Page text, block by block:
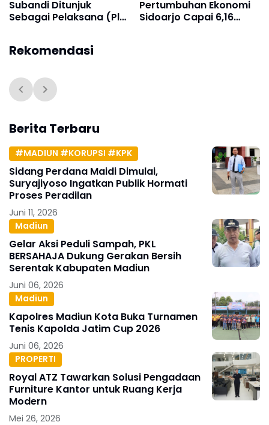
Subandi Ditunjuk
Sebagai Pelaksana (Plt)
Pertumbuhan Ekonomi
Sidoarjo Capai 6,16
Rekomendasi
Berita Terbaru
#MADIUN #KORUPSI #KPK
Sidang Perdana Maidi Dimulai,
Suryajiyoso Ingatkan Publik Hormati
Proses Peradilan
Juni 11, 2026
Madiun
Gelar Aksi Peduli Sampah, PKL
BERSAHAJA Dukung Gerakan Bersih
Serentak Kabupaten Madiun
Juni 06, 2026
Madiun
Kapolres Madiun Kota Buka Turnamen
Tenis Kapolda Jatim Cup 2026
Juni 06, 2026
PROPERTI
Royal ATZ Tawarkan Solusi Pengadaan
Furniture Kantor untuk Ruang Kerja
Modern
Mei 26, 2026